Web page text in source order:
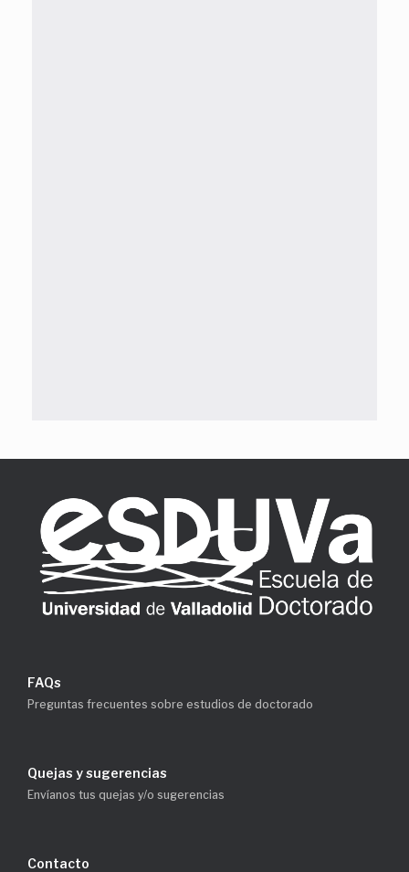
FAQs
Preguntas frecuentes sobre estudios de doctorado
Quejas y sugerencias
Envíanos tus quejas y/o sugerencias
Contacto